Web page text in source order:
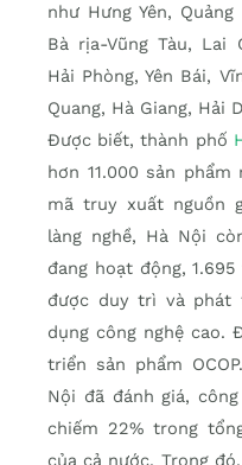
như Hưng Yên,
Bà rịa-Vũng Tàu, Lai
Hải Phòng, Yên Bái,
Quang, Hà Giang, Hải
Được biết, thành phố
hơn 11.000 sản
mã truy xuất nguồn
làng nghề, Hà Nội
đang hoạt động,
được duy trì và phát
dụng công nghệ cao.
triển sản phẩm
Nội đã đánh giá,
chiếm 22% trong
của cả nước. Trong